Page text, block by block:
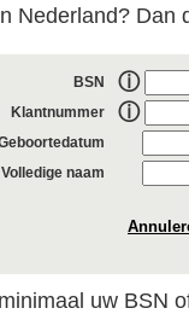
Nederland? Dan
BSN ⓘ
Klantnummer ⓘ
Volledige naam
uw BSN